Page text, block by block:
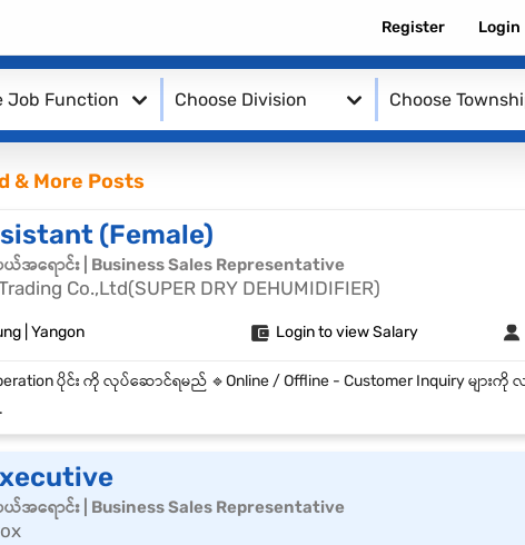
Register Login
Job Function Choose Division Choose
& More Posts
(Female)
ယ်အရောင်း | Business Sales Representative
Co.,Ltd(SUPER DRY DEHUMIDIFIER)
| Yangon Login to view Salary
.
ယ်အရောင်း | Business Sales Representative